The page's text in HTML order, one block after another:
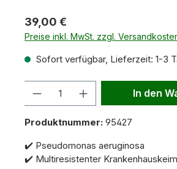
39,00 €
Preise inkl. MwSt. zzgl.
Sofort verfügbar, Lieferzeit: 1-3
In den
Produktnummer: 95427
✔️ Pseudomonas aeruginosa
✔️ Multiresistenter Krankenhauskeim